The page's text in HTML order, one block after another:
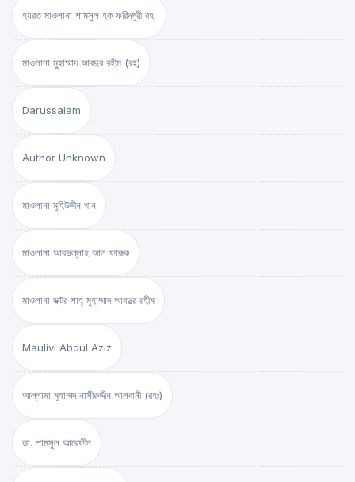
হযরত মাওলানা শামসুল হক ফরিদপুরী রহ.
মাওলানা মুহাম্মাদ আবদুর রহীম (রহ)
Darussalam
Author Unknown
মাওলানা মুহিউদ্দীন খান
মাওলানা আবদুল্লাহ আল ফারূক
মাওলানা ডক্টর শাহ্‌ মুহাম্মাদ আবদুর রহীম
Maulivi Abdul Aziz
আল্লামা মুহাম্মদ নাসীরুদ্দীন আলবানী (রহঃ)
ডা. শামসুল আরেফীন